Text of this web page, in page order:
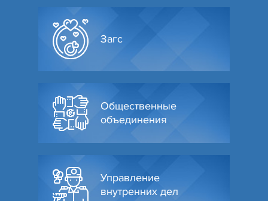
Загс
Общественные
объединения
Управление
внутренних дел